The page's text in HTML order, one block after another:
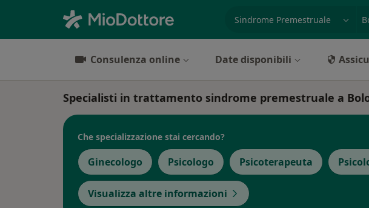
Consulenza online Date disponibili
Specialisti in trattamento sindrome premestruale a
Che specializzazione stai cercando?
Ginecologo Psicologo Psicoterapeuta
Visualizza altre informazioni